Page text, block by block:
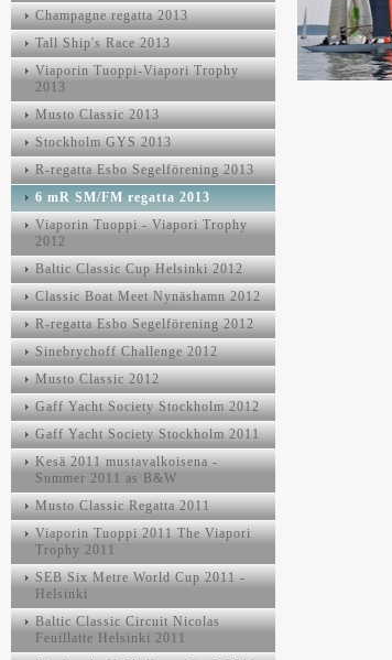
Champagne regatta 2013
Tall Ship's Race 2013
Viaporin Tuoppi-Viapori Trophy
2013
Musto Classic 2013
Stockholm GYS 2013
R-regatta Esbo Segelförening 2013
6 mR SM/FM regatta 2013
Viaporin Tuoppi - Viapori Trophy
2012
Baltic Classic Cup Helsinki 2012
Classic Boat Meet Nynäshamn 2012
R-regatta Esbo Segelförening 2012
Sinebrychoff Challenge 2012
Musto Classic 2012
Gaff Yacht Society Stockholm 2012
Gaff Yacht Society Stockholm 2011
Kesä 2011 mustavalkoisena -
Summer 2011 as B&W
Musto Classic Regatta 2011
Viaporin Tuoppi 2011 The Viapori
Trophy 2011
SEB Six Metre World Cup 2011 -
Helsinki
Baltic Classic Circuit Nicolas
Feuillatte Helsinki 2011